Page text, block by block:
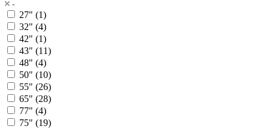
27" (1)
32" (4)
42" (1)
43" (11)
48" (4)
50" (10)
55" (26)
65" (28)
77" (4)
75" (19)